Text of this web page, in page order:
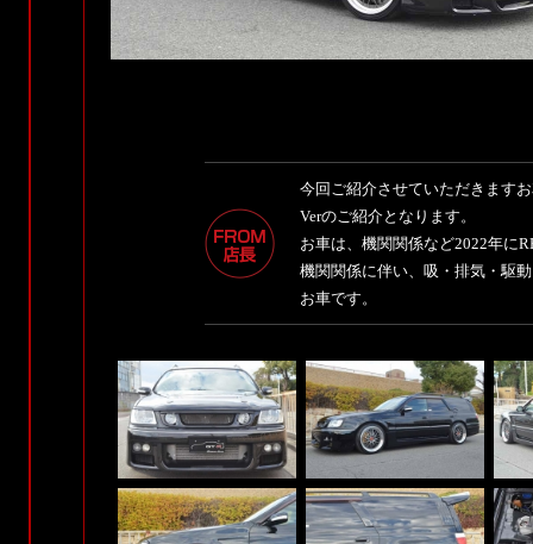
今回ご紹介させていただきます
Verのご紹介となります。
お車は、機関関係など2022年に
機関関係に伴い、吸・排気・駆
お車です。